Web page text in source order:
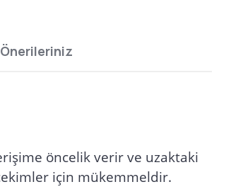
Önerileriniz
öncelik verir ve uzaktaki
için mükemmeldir.